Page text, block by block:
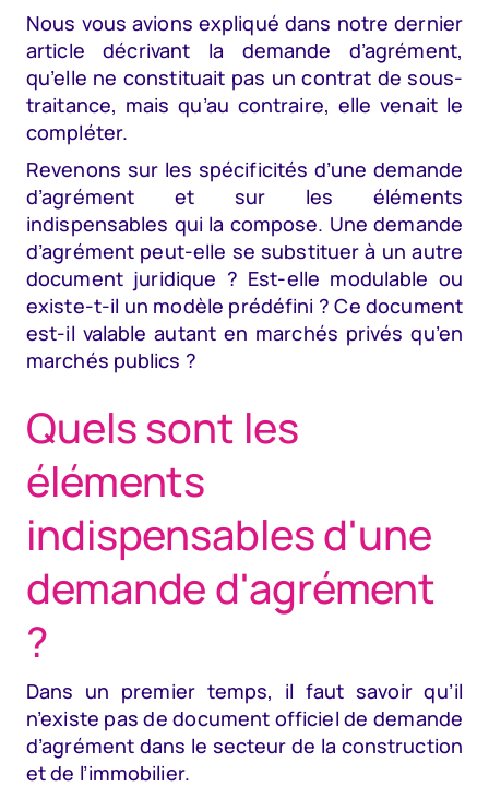
Nous vous avions expliqué dans notre dernier
article décrivant la demande d’agrément,
qu’elle ne constituait pas un contrat de sous-
traitance, mais qu’au contraire, elle venait le
compléter.
Revenons sur les spécificités d’une demande
d’agrément et sur les éléments
indispensables qui la compose. Une demande
d’agrément peut-elle se substituer à un autre
document juridique ? Est-elle modulable ou
existe-t-il un modèle prédéfini ? Ce document
est-il valable autant en marchés privés qu’en
marchés publics ?
Quels sont les
éléments
indispensables d'une
demande d'agrément
?
Dans un premier temps, il faut savoir qu’il
n’existe pas de document officiel de demande
d’agrément dans le secteur de la construction
et de l’immobilier.